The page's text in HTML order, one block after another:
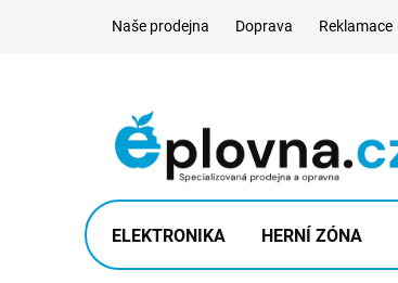
Naše prodejna Doprava Reklamace
ELEKTRONIKA HERNÍ ZÓNA